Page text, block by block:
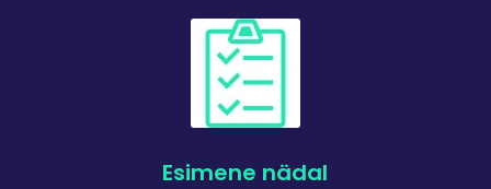
Esimene nädal